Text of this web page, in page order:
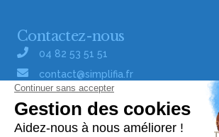
Contactez-nous
04 82 53 51 51
contact@simplifia.fr
Réseaux sociaux